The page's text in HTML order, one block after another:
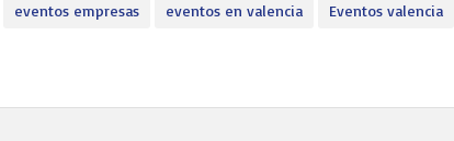
eventos empresas eventos en valencia Eventos valencia